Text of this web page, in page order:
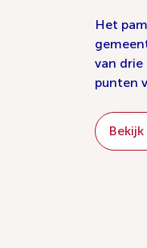
Het
van drie
punten